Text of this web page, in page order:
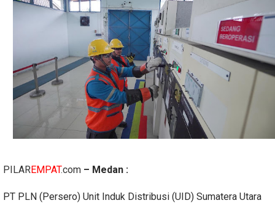
PILAREMPAT.com – Medan :
PT PLN (Persero) Unit Induk Distribusi (UID) Sumatera Utara